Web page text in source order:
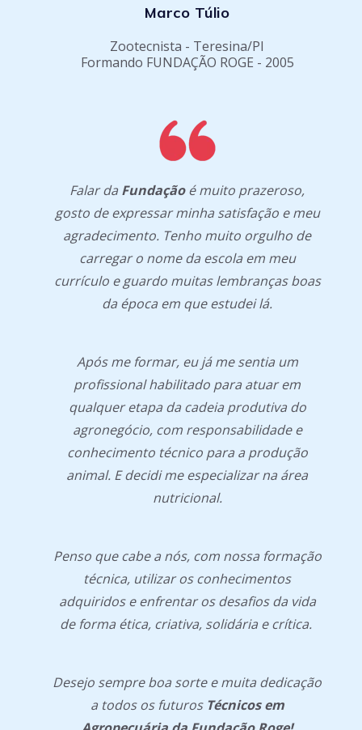
Marco Túlio
Zootecnista - Teresina/PI
Formando FUNDAÇÃO ROGE - 2005
Falar da Fundaçãoé muito prazeroso,
gosto de expressar minha satisfação e meu
agradecimento. Tenho muito orgulho de
carregar o nome da escola em meu
currículo e guardo muitas lembranças boas
da época em que estudei lá.
Após me formar, eu já me sentia um
profissional habilitado para atuar em
qualquer etapa da cadeia produtiva do
agronegócio, com responsabilidade e
conhecimento técnico para a produção
animal. E decidi me especializar na área
nutricional.
Penso que cabe a nós, com nossa formação
técnica, utilizar os conhecimentos
adquiridos e enfrentar os desafios da vida
de forma ética, criativa, solidária e crítica.
Desejo sempre boa sorte e muita dedicação
a todos os futuros Técnicos em